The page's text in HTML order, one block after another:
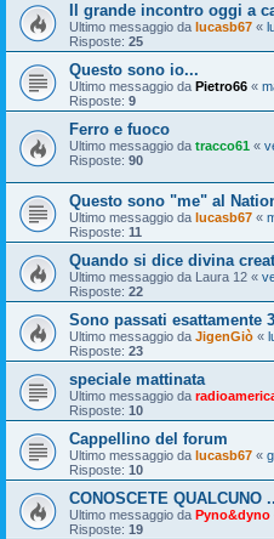
Il grande incontro oggi a
Ultimo messaggio da lucasb67 «
Risposte: 25
Questo sono io...
Ultimo messaggio da Pietro66 «
Risposte: 9
Ferro e fuoco
Ultimo messaggio da tracco61 «
Risposte: 90
Questo sono "me" al
Ultimo messaggio da lucasb67 «
Risposte: 11
Quando si dice divina
Ultimo messaggio da Laura 12 «
Risposte: 22
Sono passati esattamente
Ultimo messaggio da JigenGiò «
Risposte: 23
speciale mattinata
Ultimo messaggio da
Risposte: 10
Cappellino del forum
Ultimo messaggio da lucasb67 «
Risposte: 10
CONOSCETE QUALCUNO
Ultimo messaggio da Pyno&dyno
Risposte: 19